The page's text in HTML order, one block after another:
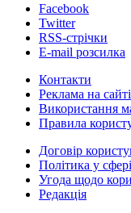
Facebook
Twitter
RSS-стрічки
E-mail розсилка
Контакти
Реклама на сайті
Використання
Правила
Договір
Політика у
Угода щодо
Редакція